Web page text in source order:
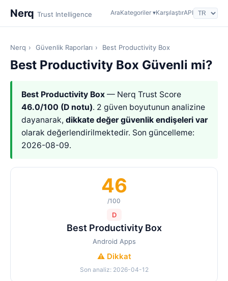
Nerq Trust Intelligence AraKategoriler ▾KarşılaştırAPI
Nerq › Güvenlik Raporları › Best Productivity Box
Best Productivity Box Güvenli mi?
Best Productivity Box — Nerq Trust Score
46.0/100 (D notu). 2 güven boyutunun analizine
dayanarak, dikkate değer güvenlik endişeleri var
olarak değerlendirilmektedir. Son güncelleme:
2026-08-09.
46
/100
D
Best Productivity Box
Android Apps
⚠️ Dikkat
Son analiz: 2026-04-12